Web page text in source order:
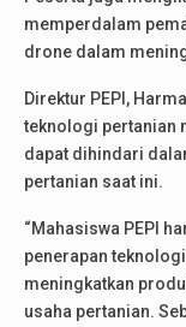
memperdalam
drone dalam
Direktur PEPI,
teknologi pertanian
dapat dihindari
pertanian saat ini.
“Mahasiswa PEPI
penerapan
meningkatkan
usaha pertanian.